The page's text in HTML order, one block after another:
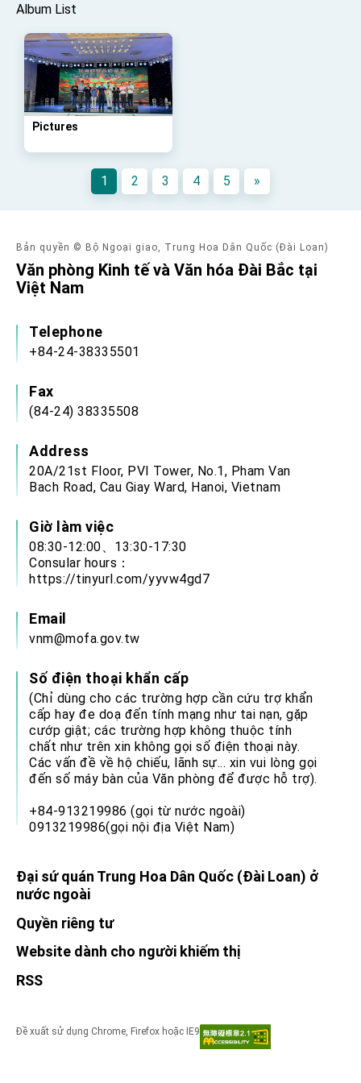
Album List
Pictures
1 2 3 4 5 »
Bản quyền © Bộ Ngoại giao, Trung Hoa Dân Quốc (Đài Loan)
Văn phòng Kinh tế và Văn hóa Đài Bắc tại
Việt Nam
Telephone
+84-24-38335501
Fax
(84-24) 38335508
Address
20A/21st Floor, PVI Tower, No.1, Pham Van
Bach Road, Cau Giay Ward, Hanoi, Vietnam
Giờ làm việc
08:30-12:00、13:30-17:30
Consular hours：
https://tinyurl.com/yyvw4gd7
Email
vnm@mofa.gov.tw
Số điện thoại khẩn cấp
(Chỉ dùng cho các trường hợp cần cứu trợ khẩn
cấp hay đe doạ đến tính mạng như tai nạn, gặp
cướp giật; các trường hợp không thuộc tính
chất như trên xin không gọi số điện thoại này.
Các vấn đề về hộ chiếu, lãnh sự... xin vui lòng gọi
đến số máy bàn của Văn phòng để được hỗ trợ).
+84-913219986 (gọi từ nước ngoài)
0913219986(gọi nội địa Việt Nam)
Đại sứ quán Trung Hoa Dân Quốc (Đài Loan) ở
nước ngoài
Quyền riêng tư
Website dành cho người khiếm thị
RSS
Đề xuất sử dụng Chrome, Firefox hoặc IE9